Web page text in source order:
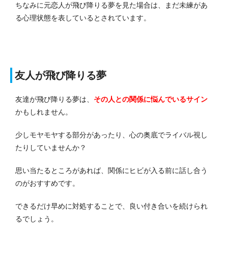
ちなみに元恋人が飛び降りる夢を見た場合は、まだ未練があ
る心理状態を表しているとされています。
友人が飛び降りる夢
友達が飛び降りる夢は、 その人との関係に悩んでいるサイン
かもしれません。
少しモヤモヤする部分があったり、心の奥底でライバル視し
たりしていませんか？
思い当たるところがあれば、関係にヒビが入る前に話し合う
のがおすすめです。
できるだけ早めに対処することで、良い付き合いを続けられ
るでしょう。